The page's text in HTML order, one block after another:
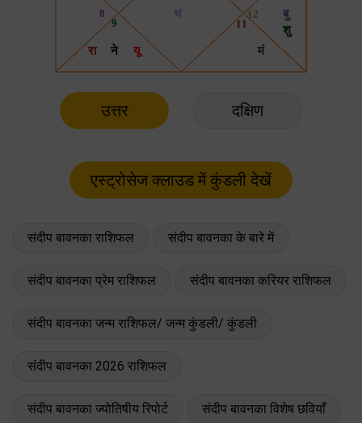
उत्तर दक्षिण
संदीप बावनका राशिफल संदीप बावनका के बारे में
संदीप बावनका प्रेम राशिफल संदीप बावनका करियर राशिफल
संदीप बावनका जन्म राशिफल/ जन्म कुंडली/ कुंडली
संदीप बावनका 2026 राशिफल
संदीप बावनका ज्योतिषीय रिपोर्ट संदीप बावनका विशेष छवियाँ